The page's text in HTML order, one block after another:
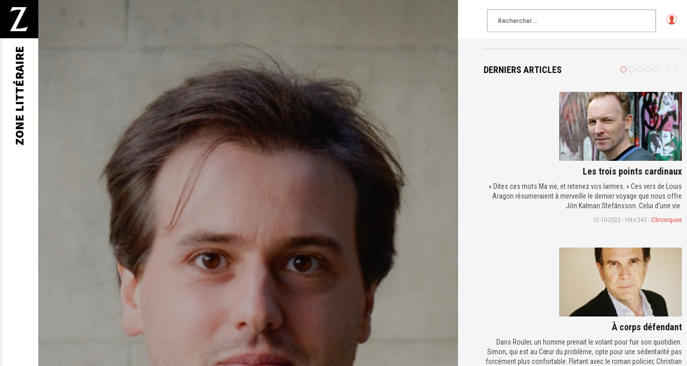
g
DERNIERS ARTICLES
Les trois points cardinaux
« Dites ces mots Ma vie, et retenez vos larmes. » Ces vers de Louis
Aragon résumeraient à merveille le dernier voyage que nous offre
Jón Kalman Stefánsson. Celui d’une vie.
12-10-2023 - Hits:347 - Chroniques
À corps défendant
Dans Rouler, un homme prenait le volant pour fuir son quotidien.
Simon, qui est au Cœur du problème, opte pour une sédentarité pas
forcément plus confortable. Flirtant avec le roman policier, Christian
ZONE LITTÉRAIRE